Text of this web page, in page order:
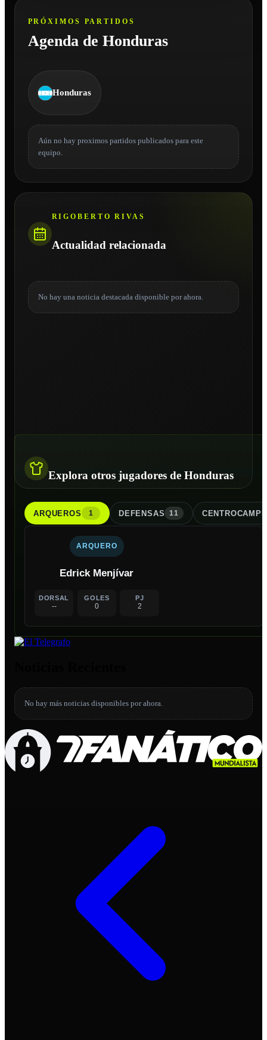
PRÓXIMOS PARTIDOS
Agenda de Honduras
Honduras
Aún no hay proximos partidos publicados para este
equipo.
RIGOBERTO RIVAS
Actualidad relacionada
No hay una noticia destacada disponible por ahora.
Explora otros jugadores de Honduras
ARQUEROS 1 DEFENSAS 11
ARQUERO
Edrick Menjívar
DORSAL
--
GOLES
0
PJ
2
No hay más noticias disponibles por ahora.